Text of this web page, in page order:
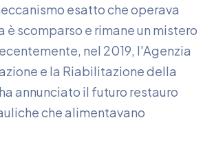
esatto che operava
è scomparso e rimane un mistero
nel 2019, l'Agenzia
e la Riabilitazione della
annunciato il futuro restauro
che alimentavano